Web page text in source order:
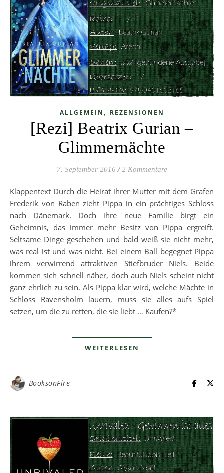
ALLGEMEIN , REZENSIONEN
[Rezi] Beatrix Gurian –
Glimmernächte
7. September 2016 / 2 Kommentare
Klappentext Durch die Heirat ihrer Mutter mit dem Grafen
Frederik von Raben zieht Pippa in ein prächtiges Schloss
nach Dänemark. Doch ihre neue Familie birgt ein
Geheimnis, das immer mehr Besitz von Pippa ergreift.
Seltsame Dinge geschehen und bald weiß sie nicht mehr,
was real ist und was nicht. Bei einem Ball begegnet Pippa
ihrem verwirrend attraktiven Stiefbruder Niels. Beide
kommen sich schnell näher, doch auch Niels scheint nicht
ganz ehrlich zu sein. Als Pippa klar wird, welche Mächte in
Schloss Ravensholm lauern, muss sie alles aufs Spiel
setzen, um die zu retten, die sie liebt … Kaufen?*
WEITERLESEN
BooksonFire